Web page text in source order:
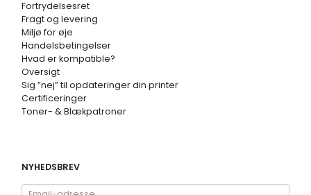
Fortrydelsesret
Fragt og levering
Miljø for øje
Handelsbetingelser
Hvad er kompatible?
Oversigt
Sig ”nej” til opdateringer din printer
Certificeringer
Toner- & Blækpatroner
NYHEDSBREV
Email-